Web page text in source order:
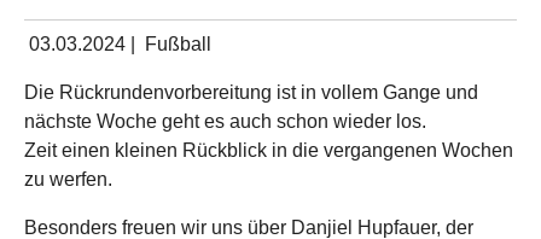
03.03.2024 Fußball
Die Rückrundenvorbereitung ist in vollem Gange und
nächste Woche geht es auch schon wieder los.
Zeit einen kleinen Rückblick in die vergangenen Wochen
zu werfen.
Besonders freuen wir uns über Danjiel Hupfauer, der